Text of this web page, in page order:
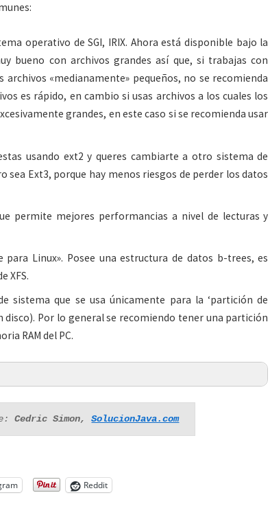
operativo de SGI, IRIX. Ahora está disponible bajo la
bueno con archivos grandes así que, si trabajas con
«medianamente» pequeños, no se recomienda
es rápido, en cambio si usas archivos a los cuales los
grandes, en este caso si se recomienda usar
usando ext2 y queres cambiarte a otro sistema de
Ext3, porque hay menos riesgos de perder los datos
permite mejores performancias a nivel de lecturas y
Linux». Posee una estructura de datos b-trees, es
XFS.
sistema que se usa únicamente para la ‘partición de
Por lo general se recomiendo tener una partición
RAM del PC.
Cedric Simon, SolucionJava.com
Reddit